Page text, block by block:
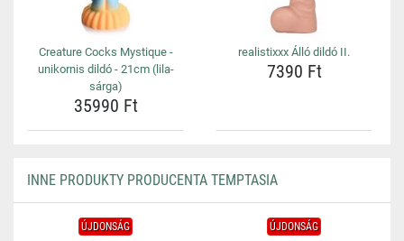
Creature Cocks Mystique -
unikornis dildó - 21cm (lila-
sárga)
35990 Ft
realistixxx Álló dildó II.
7390 Ft
INNE PRODUKTY PRODUCENTA TEMPTASIA
ÚJDONSÁG ÚJDONSÁG